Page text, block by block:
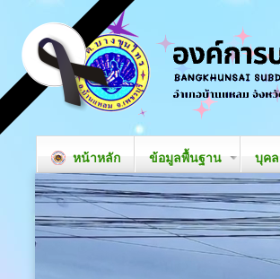
หน้าหลัก ข้อมูลพื้นฐาน บุค